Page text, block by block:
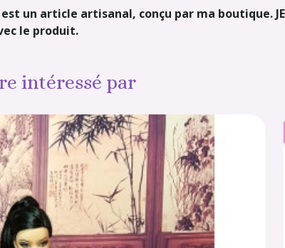
un article artisanal, conçu par ma boutique.
le produit.
intéressé par